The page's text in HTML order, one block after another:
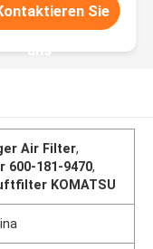
Sie
uns
Air Filter,
600-181-9470,
KOMATSU